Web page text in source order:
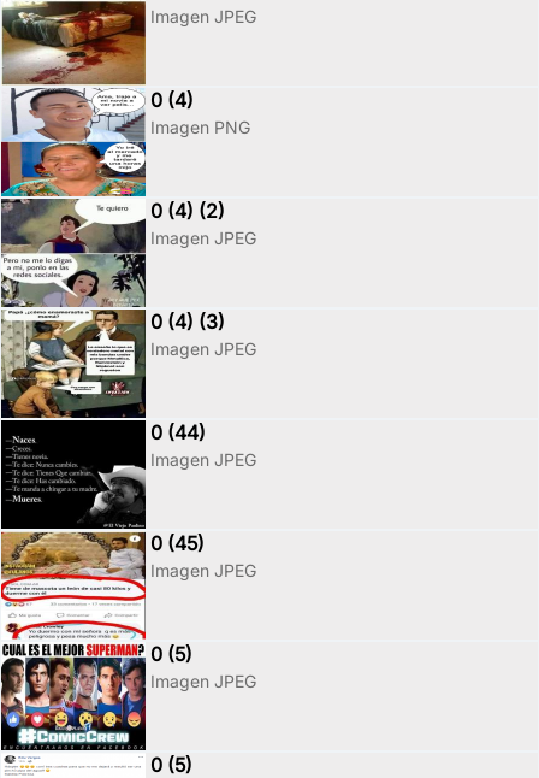
Imagen JPEG
0 (4)
Imagen PNG
0 (4) (2)
Imagen JPEG
0 (4) (3)
Imagen JPEG
0 (44)
Imagen JPEG
0 (45)
Imagen JPEG
0 (5)
Imagen JPEG
0 (5)